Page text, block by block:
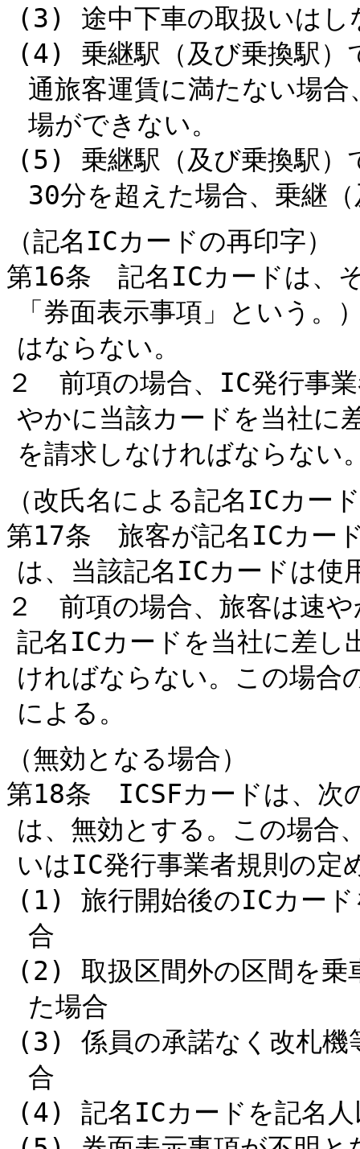
(3) 途中下車の取扱いはし
(4) 乗継駅（及び乗換駅）
通旅客運賃に満たない場
場ができない。
(5) 乗継駅（及び乗換駅）
30分を超えた場合、乗継
（記名ICカードの再印字）
第16条 記名ICカードは、
「券面表示事項」という
はならない。
２ 前項の場合、IC発行事
やかに当該カードを当社に
を請求しなければならない
（改氏名による記名ICカー
第17条 旅客が記名ICカー
は、当該記名ICカードは使
２ 前項の場合、旅客は速
記名ICカードを当社に差し
ければならない。この場合
による。
（無効となる場合）
第18条 ICSFカードは、次
は、無効とする。この場合
いはIC発行事業者規則の定
(1) 旅行開始後のICカード
合
(2) 取扱区間外の区間を乗
た場合
(3) 係員の承諾なく改札機
合
(4) 記名ICカードを記名人